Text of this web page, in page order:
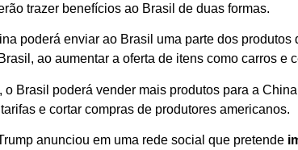
trazer benefícios ao Brasil de duas formas.
poderá enviar ao Brasil uma parte dos
ao aumentar a oferta de itens como carros e
o Brasil poderá vender mais produtos para a
e cortar compras de produtores americanos.
anunciou em uma rede social que pretende